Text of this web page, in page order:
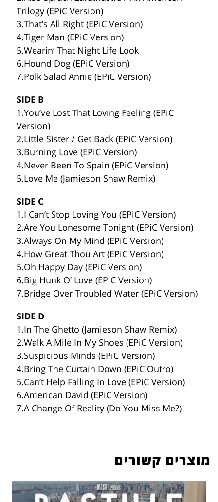
Trilogy (EPiC Version)
3.That’s All Right (EPiC Version)
4.Tiger Man (EPiC Version)
5.Wearin’ That Night Life Look
6.Hound Dog (EPiC Version)
7.Polk Salad Annie (EPiC Version)
SIDE B
1.You’ve Lost That Loving Feeling (EPiC
Version)
2.Little Sister / Get Back (EPiC Version)
3.Burning Love (EPiC Version)
4.Never Been To Spain (EPiC Version)
5.Love Me (Jamieson Shaw Remix)
SIDE C
1.I Can’t Stop Loving You (EPiC Version)
2.Are You Lonesome Tonight (EPiC Version)
3.Always On My Mind (EPiC Version)
4.How Great Thou Art (EPiC Version)
5.Oh Happy Day (EPiC Version)
6.Big Hunk O’ Love (EPiC Version)
7.Bridge Over Troubled Water (EPiC Version)
SIDE D
1.In The Ghetto (Jamieson Shaw Remix)
2.Walk A Mile In My Shoes (EPiC Version)
3.Suspicious Minds (EPiC Version)
4.Bring The Curtain Down (EPiC Outro)
5.Can’t Help Falling In Love (EPiC Version)
6.American David (EPiC Version)
7.A Change Of Reality (Do You Miss Me?)
מוצרים קשורים